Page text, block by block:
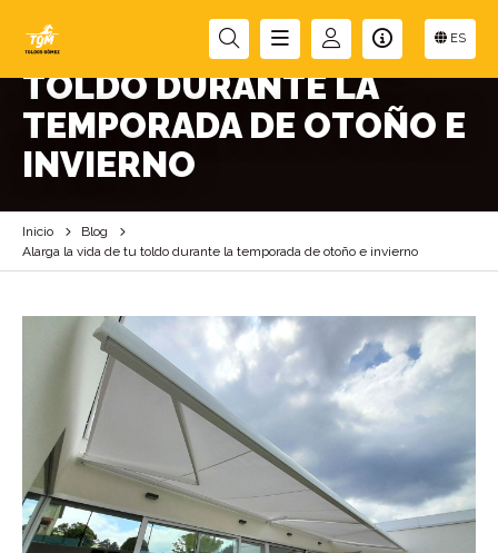
ES
ALARGA LA VIDA DE TU
TOLDO DURANTE LA
TEMPORADA DE OTOÑO E
INVIERNO
Inicio
Blog
Alarga la vida de tu toldo durante la temporada de otoño e invierno